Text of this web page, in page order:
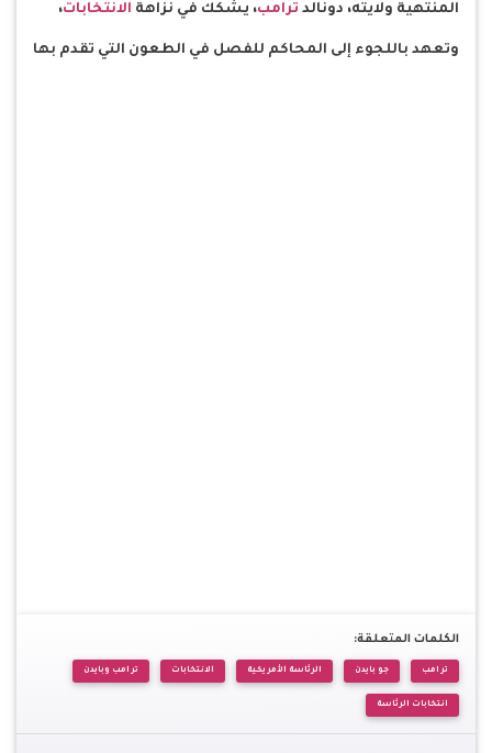
المنتهية ولايته، دونالد ترامب، يشكك في نزاهة الانتخابات،
وتعهد باللجوء إلى المحاكم للفصل في الطعون التي تقدم بها
الكلمات المتعلقة:
ترامب جو بايدن الرئاسة الأمريكية الانتخابات ترامب وبايدن
انتخابات الرئاسة